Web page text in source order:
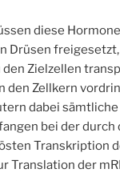
diese
Drüsen
Zielzellen
den Zellkern
dabei
bei der durch
Transkription
Translation der